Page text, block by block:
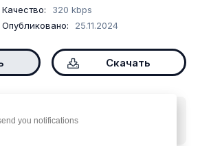
Качество:
320 kbps
Опубликовано:
25.11.2024
Скачать
you notifications